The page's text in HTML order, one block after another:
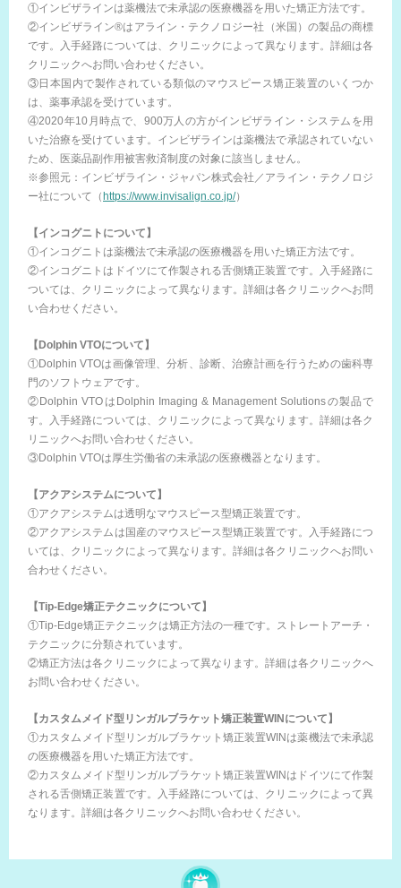
①インビザラインは薬機法で未承認の医療機器を用いた矯正方法です。
②インビザライン®はアライン・テクノロジー社（米国）の製品の商標
です。入手経路については、クリニックによって異なります。詳細は各
クリニックへお問い合わせください。
③日本国内で製作されている類似のマウスピース矯正装置のいくつか
は、薬事承認を受けています。
④2020年10月時点で、900万人の方がインビザライン・システムを用
いた治療を受けています。インビザラインは薬機法で承認されていない
ため、医薬品副作用被害救済制度の対象に該当しません。
※参照元：インビザライン・ジャパン株式会社／アライン・テクノロジ
ー社について（https://www.invisalign.co.jp/）
【インコグニトについて】
①インコグニトは薬機法で未承認の医療機器を用いた矯正方法です。
②インコグニトはドイツにて作製される舌側矯正装置です。入手経路に
ついては、クリニックによって異なります。詳細は各クリニックへお問
い合わせください。
【Dolphin VTOについて】
①Dolphin VTOは画像管理、分析、診断、治療計画を行うための歯科専
門のソフトウェアです。
②Dolphin VTOはDolphin Imaging & Management Solutionsの製品で
す。入手経路については、クリニックによって異なります。詳細は各ク
リニックへお問い合わせください。
③Dolphin VTOは厚生労働省の未承認の医療機器となります。
【アクアシステムについて】
①アクアシステムは透明なマウスピース型矯正装置です。
②アクアシステムは国産のマウスピース型矯正装置です。入手経路につ
いては、クリニックによって異なります。詳細は各クリニックへお問い
合わせください。
【Tip-Edge矯正テクニックについて】
①Tip-Edge矯正テクニックは矯正方法の一種です。ストレートアーチ・
テクニックに分類されています。
②矯正方法は各クリニックによって異なります。詳細は各クリニックへ
お問い合わせください。
【カスタムメイド型リンガルブラケット矯正装置WINについて】
①カスタムメイド型リンガルブラケット矯正装置WINは薬機法で未承認
の医療機器を用いた矯正方法です。
②カスタムメイド型リンガルブラケット矯正装置WINはドイツにて作製
される舌側矯正装置です。入手経路については、クリニックによって異
なります。詳細は各クリニックへお問い合わせください。